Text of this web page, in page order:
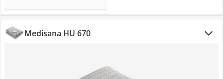
Medisana HU 670